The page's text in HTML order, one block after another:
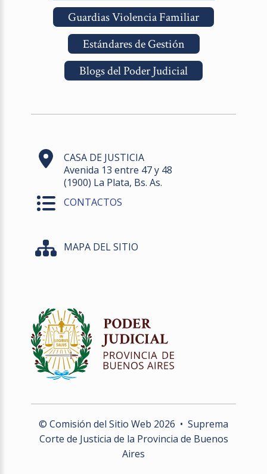
Guardias Violencia Familiar
Estándares de Gestión
Blogs del Poder Judicial
CASA DE JUSTICIA
Avenida 13 entre 47 y 48
(1900) La Plata, Bs. As.
CONTACTOS
MAPA DEL SITIO
© Comisión del Sitio Web 2026 • Suprema
Corte de Justicia de la Provincia de Buenos
Aires